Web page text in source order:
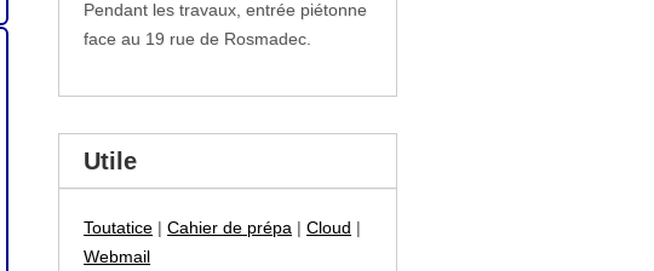
Pendant les travaux, entrée piétonne
face au 19 rue de Rosmadec.
Utile
Toutatice |Cahier de prépa |Cloud |
Webmail